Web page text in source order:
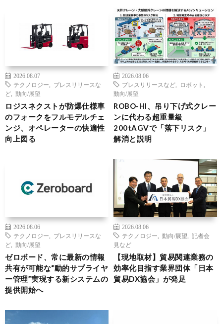
2026.08.07
テクノロジー
プレスリリースな
ど
動向/展望
ロジスネクストが防爆仕様車
のフォークをフルモデルチェ
ンジ、オペレーターの快適性
向上図る
2026.08.06
プレスリリースなど
ロボット
動向/展望
ROBO-HI、吊り下げ式クレー
ンに代わる超重量級
200tAGVで「落下リスク」
解消と説明
2026.08.06
テクノロジー
プレスリリースな
ど
動向/展望
ゼロボード、常に最新の情報
共有が可能な“動的サプライヤ
ー管理”実現する新システムの
提供開始へ
2026.08.06
テクノロジー
動向/展望
記者会
見など
【現地取材】貿易関連業務の
効率化目指す業界団体「日本
貿易DX協会」が発足